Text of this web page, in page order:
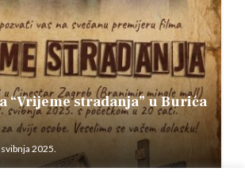
“Vrijeme stradanja” u Burića
2025.